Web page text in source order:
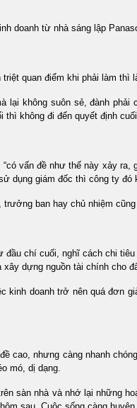
nhà sáng lập
quan điểm khi phải làm thì
lại không suôn sẻ, đành
không đi đến quyết định
vấn đề như thế này xảy
dụng giám đốc thì công ty
ban hay chủ nhiệm
đầu chí cuối, nghĩ cách chi
dựng nguồn tài chính
kinh doanh trở nên quá
cao, nhưng càng nhanh
mó, dị dạng.
sàn nhà và nhớ lại những